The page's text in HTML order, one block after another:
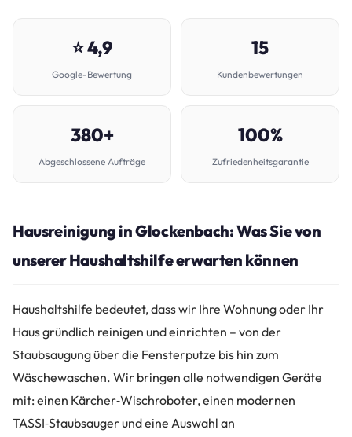
⭐ 4,9
Google-Bewertung
15
Kundenbewertungen
380+
Abgeschlossene Aufträge
100%
Zufriedenheitsgarantie
Hausreinigung in Glockenbach: Was Sie von
unserer Haushaltshilfe erwarten können
Haushaltshilfe bedeutet, dass wir Ihre Wohnung oder Ihr
Haus gründlich reinigen und einrichten – von der
Staubsaugung über die Fensterputze bis hin zum
Wäschewaschen. Wir bringen alle notwendigen Geräte
mit: einen Kärcher‑Wischroboter, einen modernen
TASSI‑Staubsauger und eine Auswahl an